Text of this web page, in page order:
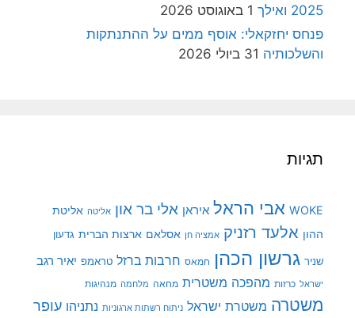
2025 ואילך
1 באוגוסט 2026
פנחס יחזקאלי: אוסף ממים על ההתנתקות
והשלכותיה 31 ביולי 2026
תגיות
WOKE אבי הראל איראן אלי בר און אליטה אליטת
ההון אלעד רזניק אמציה חן אסלאם ארצות הברית גדעון
שניר גרשון הכהן חמאס חרבות ברזל טראמפ יאיר רגב
ישראל כרזות מהפכה משטרית מחאה מלחמה מנהיגות
משטרה משטרת ישראל ניתוח רשתות ארגוניות נתניהו עופר